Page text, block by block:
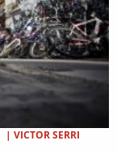
| VICTOR SERRI